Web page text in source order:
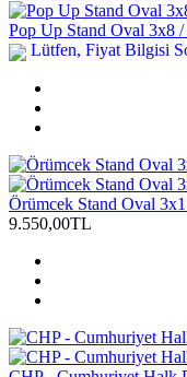
Pop Up Stand Oval 3x8 /
Lütfen, Fiyat Bilgisi
Örümcek Stand Oval
9.550,00TL